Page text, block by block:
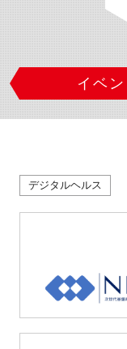
イベ
デジタルヘルス